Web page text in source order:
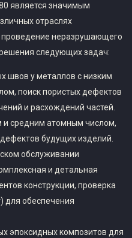
является значимым
отраслях
неразрушающего
следующих задач:
швов у металлов с низким
поиск пористых дефектов
и расхождений частей.
и средним атомным числом,
будущих изделий.
обслуживании
и детальная
конструкции, проверка
для обеспечения
эпоксидных композитов для